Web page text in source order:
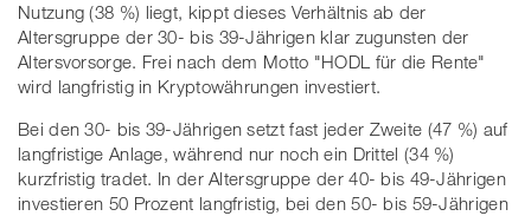
Nutzung (38 %) liegt, kippt dieses Verhältnis ab der
Altersgruppe der 30- bis 39-Jährigen klar zugunsten der
Altersvorsorge. Frei nach dem Motto "HODL für die Rente"
wird langfristig in Kryptowährungen investiert.
Bei den 30- bis 39-Jährigen setzt fast jeder Zweite (47 %) auf
langfristige Anlage, während nur noch ein Drittel (34 %)
kurzfristig tradet. In der Altersgruppe der 40- bis 49-Jährigen
investieren 50 Prozent langfristig, bei den 50- bis 59-Jährigen